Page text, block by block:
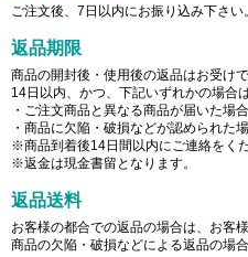
ご注文後、7日以内にお振り込み下さい。
返品期限
商品の開封後・使用後の返品はお受け
14日以内、かつ、下記いずれかの場合
・ご注文商品と異なる商品が届いた場合
・商品に欠陥・破損などが認められた
※商品到着後14日間以内にご連絡をくだ
※返金は現金書留となります。
返品送料
お客様の都合での返品の場合は、お客
商品の欠陥・破損などによる返品の場